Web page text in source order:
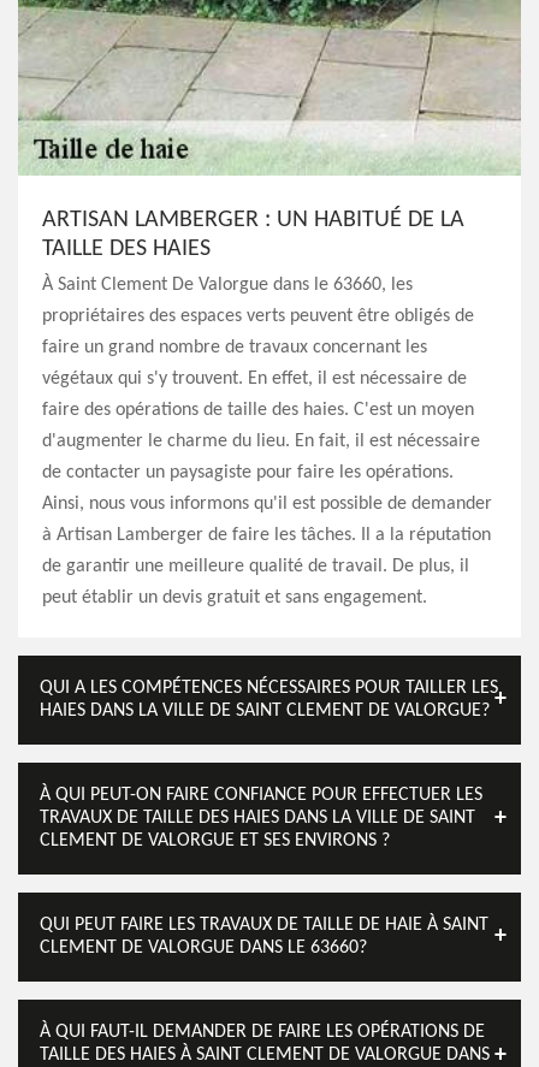
ARTISAN LAMBERGER : UN HABITUÉ DE LA
TAILLE DES HAIES
À Saint Clement De Valorgue dans le 63660, les
propriétaires des espaces verts peuvent être obligés de
faire un grand nombre de travaux concernant les
végétaux qui s'y trouvent. En effet, il est nécessaire de
faire des opérations de taille des haies. C'est un moyen
d'augmenter le charme du lieu. En fait, il est nécessaire
de contacter un paysagiste pour faire les opérations.
Ainsi, nous vous informons qu'il est possible de demander
à Artisan Lamberger de faire les tâches. Il a la réputation
de garantir une meilleure qualité de travail. De plus, il
peut établir un devis gratuit et sans engagement.
QUI A LES COMPÉTENCES NÉCESSAIRES POUR TAILLER LES
HAIES DANS LA VILLE DE SAINT CLEMENT DE VALORGUE?
À QUI PEUT-ON FAIRE CONFIANCE POUR EFFECTUER LES
TRAVAUX DE TAILLE DES HAIES DANS LA VILLE DE SAINT
CLEMENT DE VALORGUE ET SES ENVIRONS ?
QUI PEUT FAIRE LES TRAVAUX DE TAILLE DE HAIE À SAINT
CLEMENT DE VALORGUE DANS LE 63660?
À QUI FAUT-IL DEMANDER DE FAIRE LES OPÉRATIONS DE
TAILLE DES HAIES À SAINT CLEMENT DE VALORGUE DANS